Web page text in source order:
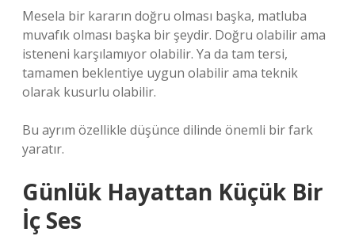
Mesela bir kararın doğru olması başka, matluba
muvafık olması başka bir şeydir. Doğru olabilir ama
isteneni karşılamıyor olabilir. Ya da tam tersi,
tamamen beklentiye uygun olabilir ama teknik
olarak kusurlu olabilir.
Bu ayrım özellikle düşünce dilinde önemli bir fark
yaratır.
Günlük Hayattan Küçük Bir
İç Ses